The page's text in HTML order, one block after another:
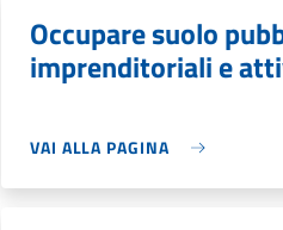
Occupare suolo
imprenditoriali e
VAI ALLA PAGINA